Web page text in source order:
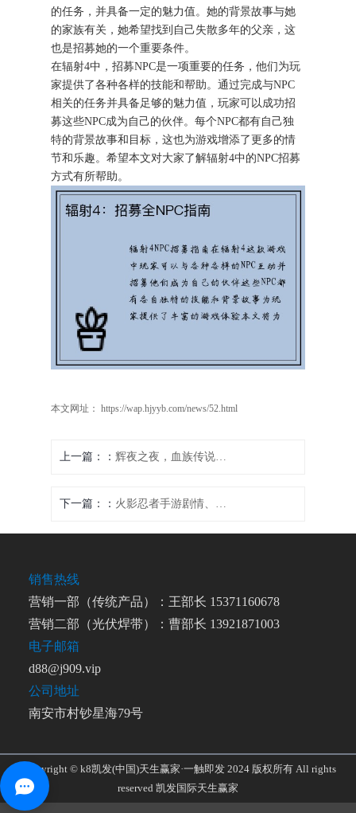
的任务，并具备一定的魅力值。她的背景故事与她
的家族有关，她希望找到自己失散多年的父亲，这
也是招募她的一个重要条件。
在辐射4中，招募NPC是一项重要的任务，他们为玩
家提供了各种各样的技能和帮助。通过完成与NPC
相关的任务并具备足够的魅力值，玩家可以成功招
募这些NPC成为自己的伙伴。每个NPC都有自己独
特的背景故事和目标，这也为游戏增添了更多的情
节和乐趣。希望本文对大家了解辐射4中的NPC招募
方式有所帮助。
本文网址： https://wap.hjyyb.com/news/52.html
上一篇： 辉夜之夜，血族传说再临
下一篇： 火影忍者手游剧情、火影忍者手游剧情副本一共多少章：木叶异变：时空交错的忍者之战
销售热线
营销一部（传统产品）：王部长 15371160678
营销二部（光伏焊带）：曹部长 13921871003
电子邮箱
d88@j909.vip
公司地址
南安市村钞星海79号
Copyright © k8凯发(中国)天生赢家·一触即发 2024 版权所有 All rights
reserved 凯发国际天生赢家